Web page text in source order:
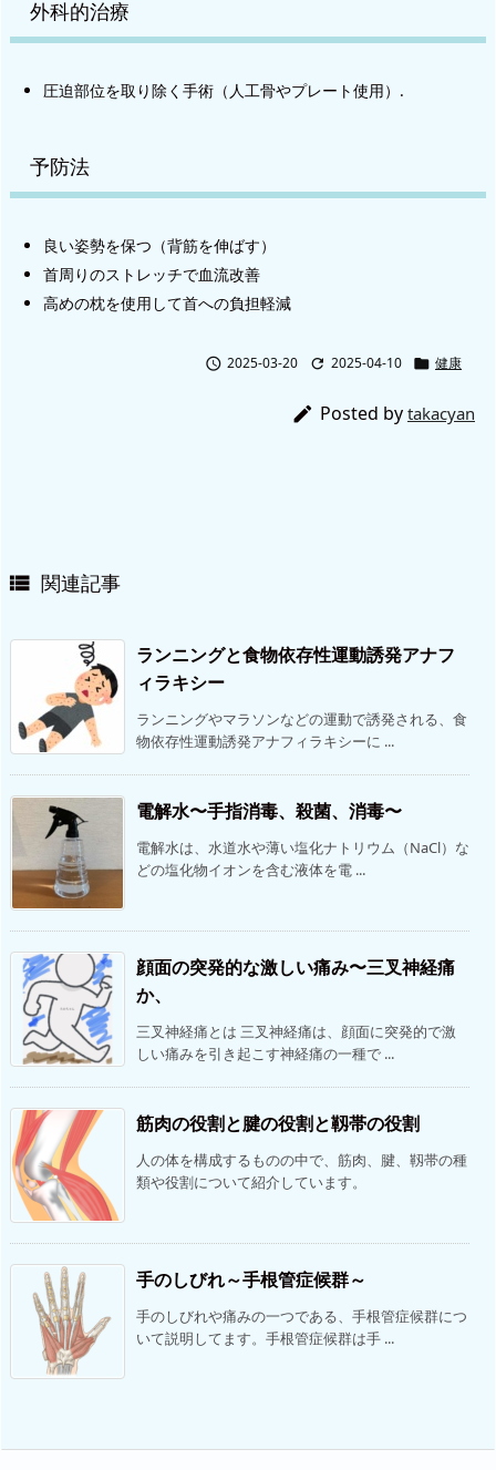
外科的治療
圧迫部位を取り除く手術（人工骨やプレート使用）.
予防法
良い姿勢を保つ（背筋を伸ばす）
首周りのストレッチで血流改善
高めの枕を使用して首への負担軽減
 2025-03-20  2025-04-10  健康
 Posted by takacyan
 関連記事
ランニングと食物依存性運動誘発アナフ
ィラキシー
ランニングやマラソンなどの運動で誘発される、食
物依存性運動誘発アナフィラキシーに ...
電解水〜手指消毒、殺菌、消毒〜
電解水は、水道水や薄い塩化ナトリウム（NaCl）な
どの塩化物イオンを含む液体を電 ...
顔面の突発的な激しい痛み〜三叉神経痛
か、
三叉神経痛とは 三叉神経痛は、顔面に突発的で激
しい痛みを引き起こす神経痛の一種で ...
筋肉の役割と腱の役割と靱帯の役割
人の体を構成するものの中で、筋肉、腱、靱帯の種
類や役割について紹介しています。
手のしびれ～手根管症候群～
手のしびれや痛みの一つである、手根管症候群につ
いて説明してます。手根管症候群は手 ...